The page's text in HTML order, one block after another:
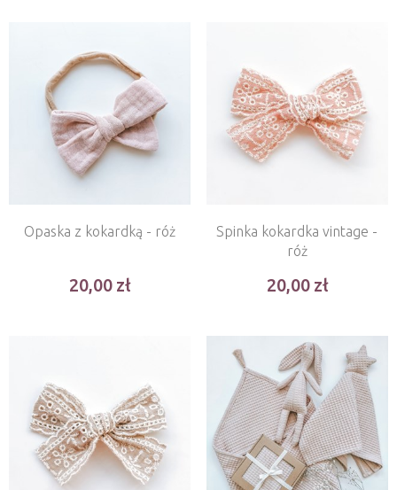
Opaska z kokardką - róż
20,00
Spinka kokardka vintage -
róż
20,00